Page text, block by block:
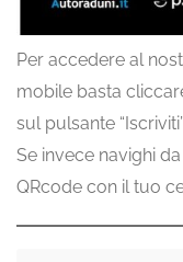
Per accedere al
mobile basta
sul pulsante
Se invece navighi
QRcode con il tuo